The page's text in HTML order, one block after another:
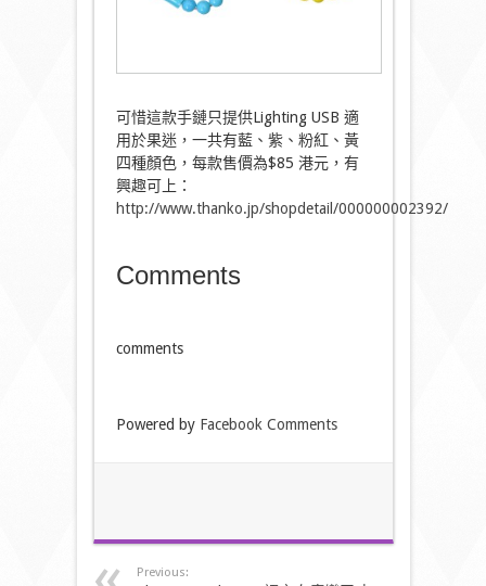
可惜這款手鏈只提供Lighting USB 適
用於果迷，一共有藍、紫、粉紅、黃
四種顏色，每款售價為$85 港元，有
興趣可上：
http://www.thanko.jp/shopdetail/000000002392/
Comments
comments
Powered by Facebook Comments
Previous: